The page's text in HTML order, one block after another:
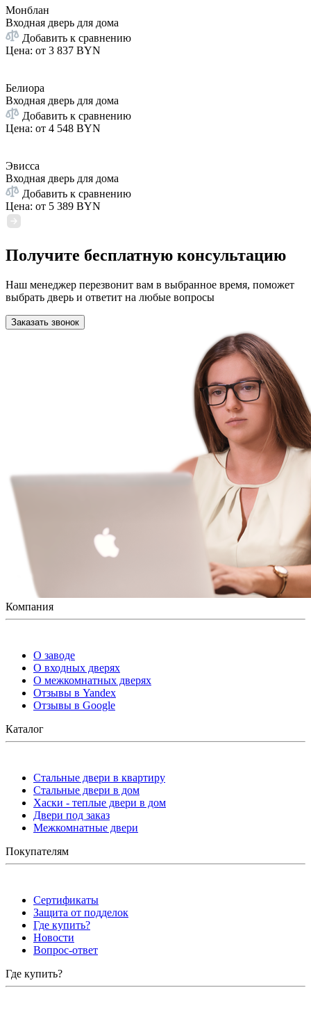
Монблан
Входная дверь для дома
Добавить к сравнению
Цена: от 3 837 BYN
Белиора
Входная дверь для дома
Добавить к сравнению
Цена: от 4 548 BYN
Эвисса
Входная дверь для дома
Добавить к сравнению
Цена: от 5 389 BYN
Получите бесплатную консультацию
Наш менеджер перезвонит вам в выбранное время, поможет
выбрать дверь и ответит на любые вопросы
Заказать звонок
Компания
О заводе
О входных дверях
О межкомнатных дверях
Отзывы в Yandex
Отзывы в Google
Каталог
Стальные двери в квартиру
Стальные двери в дом
Хаски - теплые двери в дом
Двери под заказ
Межкомнатные двери
Покупателям
Сертификаты
Защита от подделок
Где купить?
Новости
Вопрос-ответ
Где купить?